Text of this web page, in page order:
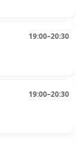
19:00–20:30
19:00–20:30